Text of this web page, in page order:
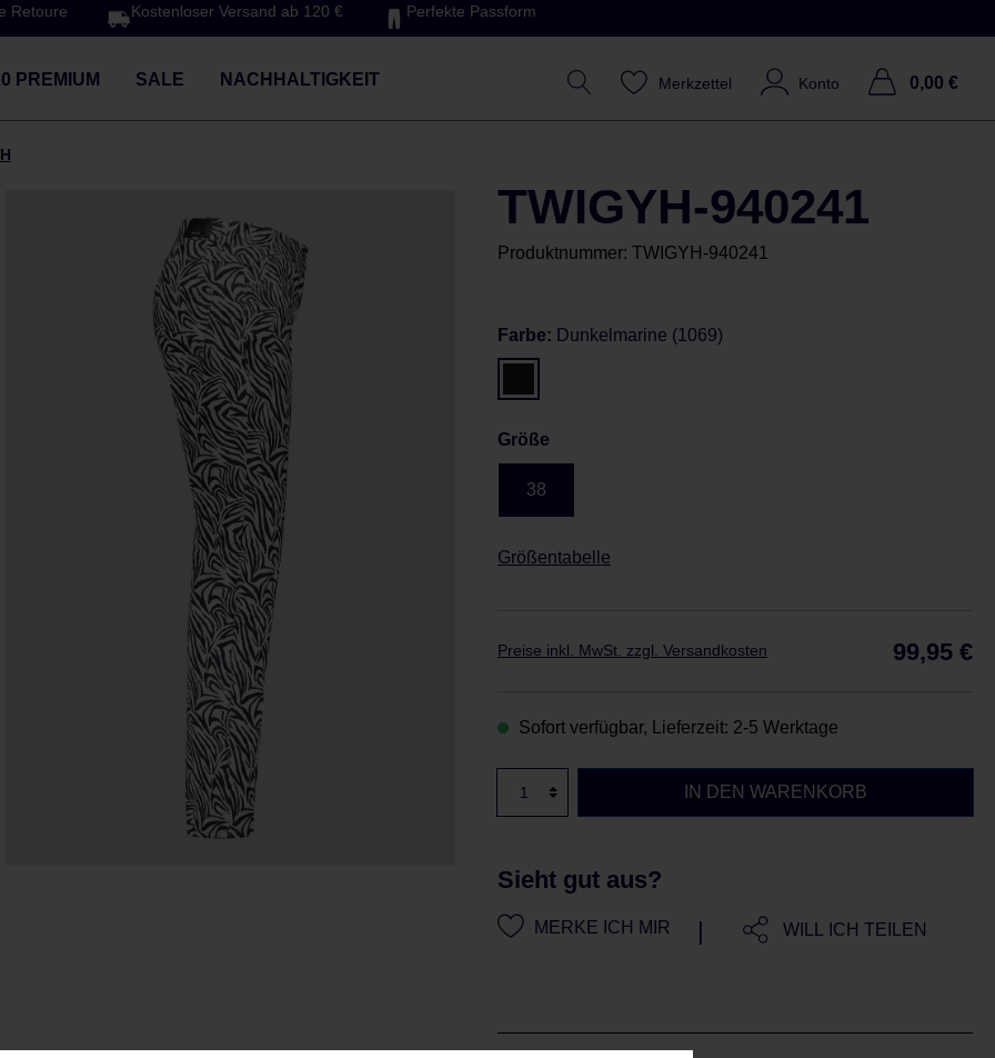
Retoure Kostenloser Versand ab 120 € Perfekte Passform
PREMIUM SALE NACHHALTIGKEIT Merkzettel Konto 0,00 €
TWIGYH-940241
Produktnummer: TWIGYH-940241
Farbe: Dunkelmarine (1069)
Größe
38
Größentabelle
Preise inkl. MwSt. zzgl. Versandkosten 99,95 €
Sofort verfügbar, Lieferzeit: 2-5 Werktage
IN DEN WARENKORB
Sieht gut aus?
MERKE ICH MIR | WILL ICH TEILEN